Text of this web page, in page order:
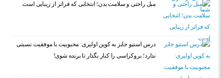
مبل راحتی و سلامت بدن؛ انتخابی که فراتر از زیبایی است
درس استیو جابز به کوین اولیری: محبوبیت با موفقیت نسبتی
ندارد؛ بروکراسی را کنار بگذار تا برنده شوی!